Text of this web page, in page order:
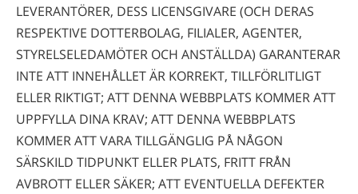
LEVERANTÖRER, DESS LICENSGIVARE (OCH DERAS
RESPEKTIVE DOTTERBOLAG, FILIALER, AGENTER,
STYRELSELEDAMÖTER OCH ANSTÄLLDA) GARANTERAR
INTE ATT INNEHÅLLET ÄR KORREKT, TILLFÖRLITLIGT
ELLER RIKTIGT; ATT DENNA WEBBPLATS KOMMER ATT
UPPFYLLA DINA KRAV; ATT DENNA WEBBPLATS
KOMMER ATT VARA TILLGÄNGLIG PÅ NÅGON
SÄRSKILD TIDPUNKT ELLER PLATS, FRITT FRÅN
AVBROTT ELLER SÄKER; ATT EVENTUELLA DEFEKTER